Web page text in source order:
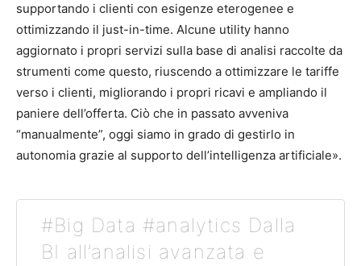
supportando i clienti con esigenze eterogenee e
ottimizzando il just-in-time. Alcune utility hanno
aggiornato i propri servizi sulla base di analisi raccolte da
strumenti come questo, riuscendo a ottimizzare le tariffe
verso i clienti, migliorando i propri ricavi e ampliando il
paniere dell’offerta. Ciò che in passato avveniva
“manualmente”, oggi siamo in grado di gestirlo in
autonomia grazie al supporto dell’intelligenza artificiale».
#Big Data #analytics Dalla
BI all’analisi avanzata e